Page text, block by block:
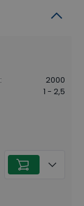
:
2000
1 - 2,5